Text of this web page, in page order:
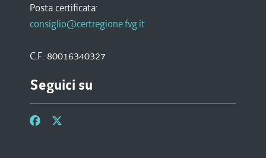
Posta certificata:
consiglio@certregione.fvg.it
C.F. 80016340327
Seguici su